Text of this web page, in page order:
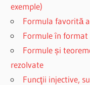
exemple)
Formula favorită
Formule în format
Formule și
rezolvate
Funcţii injective,